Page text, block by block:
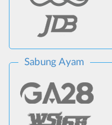
Sabung Ayam